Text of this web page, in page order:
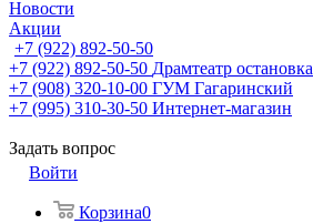
Новости
Акции
+7 (922) 892-50-50
+7 (922) 892-50-50 Драмтеатр остановка
+7 (908) 320-10-00 ГУМ Гагаринский
+7 (995) 310-30-50 Интернет-магазин
Задать вопрос
Войти
Корзина0